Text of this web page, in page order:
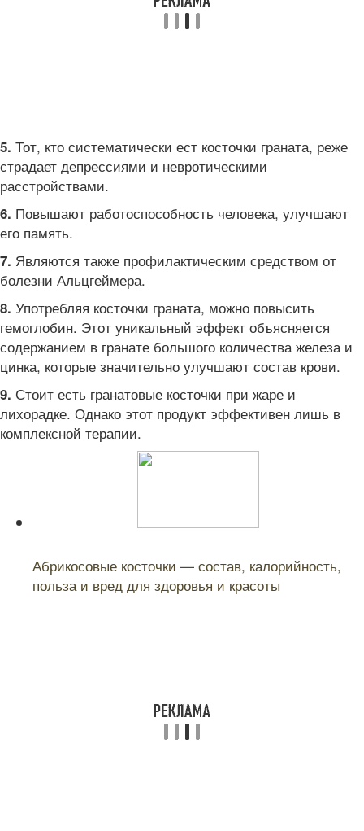
5. Тот, кто систематически ест косточки граната, реже
страдает депрессиями и невротическими
расстройствами.
6. Повышают работоспособность человека, улучшают
его память.
7. Являются также профилактическим средством от
болезни Альцгеймера.
8. Употребляя косточки граната, можно повысить
гемоглобин. Этот уникальный эффект объясняется
содержанием в гранате большого количества железа и
цинка, которые значительно улучшают состав крови.
9. Стоит есть гранатовые косточки при жаре и
лихорадке. Однако этот продукт эффективен лишь в
комплексной терапии.
Абрикосовые косточки — состав, калорийность,
польза и вред для здоровья и красоты